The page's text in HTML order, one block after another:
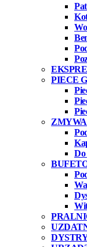
PIECE
Do